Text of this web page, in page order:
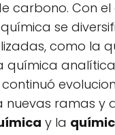
carbono. Con
se
como la
química
ramas y
y la